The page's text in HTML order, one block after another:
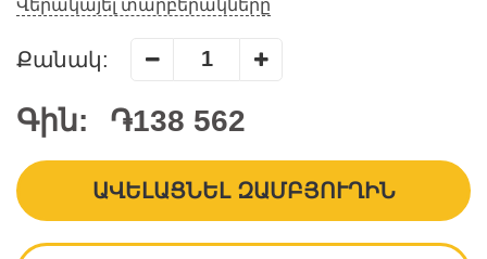
Վերակայել տարբերակները
Քանակ:
Գին: ֏138 562
ԱՎԵԼԱՑՆԵԼ ԶԱՄԲՅՈՒՂԻՆ